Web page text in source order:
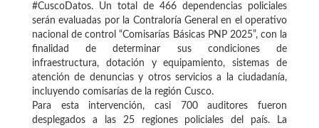
#CuscoDatos. Un total de 466 dependencias policiales
serán evaluadas por la Contraloría General en el operativo
nacional de control “Comisarías Básicas PNP 2025”, con la
finalidad de determinar sus condiciones de
infraestructura, dotación y equipamiento, sistemas de
atención de denuncias y otros servicios a la ciudadanía,
incluyendo comisarías de la región Cusco.
Para esta intervención, casi 700 auditores fueron
desplegados a las 25 regiones policiales del país. La